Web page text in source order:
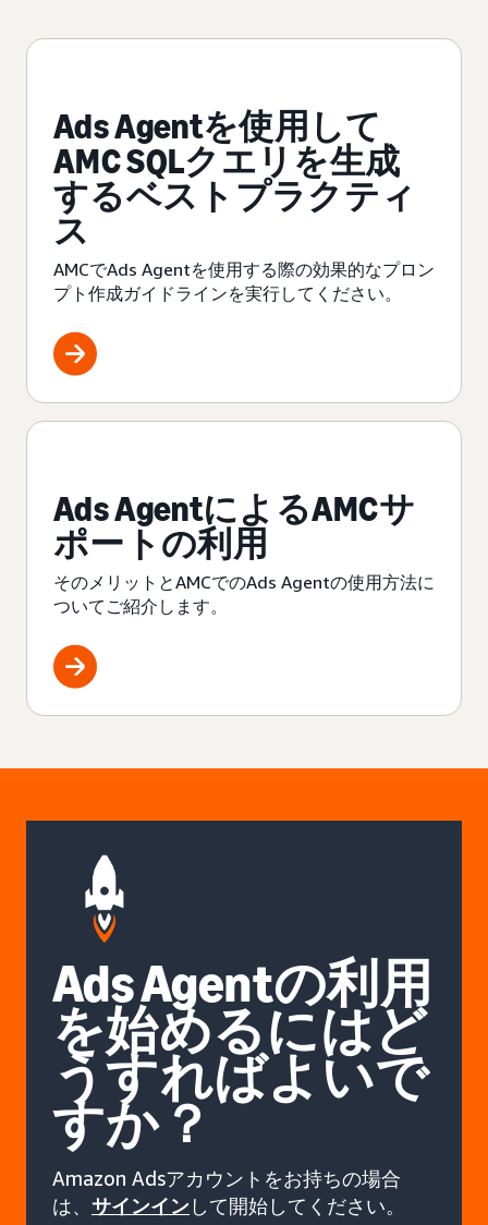
Ads Agentを使用して
AMC SQLクエリを生成
するベストプラクティ
ス
AMCでAds Agentを使用する際の効果的なプロン
プト作成ガイドラインを実行してください。
Ads AgentによるAMCサ
ポートの利用
そのメリットとAMCでのAds Agentの使用方法に
ついてご紹介します。
Ads Agentの利用
を始めるにはど
うすればよいで
すか？
Amazon Adsアカウントをお持ちの場合
は、 サインインして開始してください。